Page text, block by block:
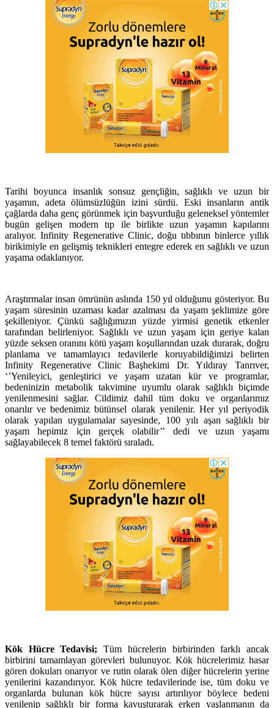
Tarihi boyunca insanlık sonsuz gençliğin, sağlıklı ve uzun bir
yaşamın, adeta ölümsüzlüğün izini sürdü. Eski insanların antik
çağlarda daha genç görünmek için başvurduğu geleneksel yöntemler
bugün gelişen modern tıp ile birlikte uzun yaşamın kapılarını
aralıyor. Infinity Regenerative Clinic, doğu tıbbının binlerce yıllık
birikimiyle en gelişmiş teknikleri entegre ederek en sağlıklı ve uzun
yaşama odaklanıyor.
Araştırmalar insan ömrünün aslında 150 yıl olduğunu gösteriyor. Bu
yaşam süresinin uzaması kadar azalması da yaşam şeklimize göre
şekilleniyor. Çünkü sağlığımızın yüzde yirmisi genetik etkenler
tarafından belirleniyor. Sağlıklı ve uzun yaşam için geriye kalan
yüzde seksen oranını kötü yaşam koşullarından uzak durarak, doğru
planlama ve tamamlayıcı tedavilerle koruyabildiğimizi belirten
Infinity Regenerative Clinic Başhekimi Dr. Yıldıray Tanrıver,
‘’Yenileyici, genleştirici ve yaşam uzatan kür ve programlar,
bedeninizin metabolik takvimine uyumlu olarak sağlıklı biçimde
yenilenmesini sağlar. Cildimiz dahil tüm doku ve organlarımız
onarılır ve bedenimiz bütünsel olarak yenilenir. Her yıl periyodik
olarak yapılan uygulamalar sayesinde, 100 yılı aşan sağlıklı bir
yaşam hepimiz için gerçek olabilir’’ dedi ve uzun yaşamı
sağlayabilecek 8 temel faktörü sıraladı.
Kök Hücre Tedavisi; Tüm hücrelerin birbirinden farklı ancak
birbirini tamamlayan görevleri bulunuyor. Kök hücrelerimiz hasar
gören dokuları onarıyor ve rutin olarak ölen diğer hücrelerin yerine
yenilerini kazandırıyor. Kök hücre tedavilerinde ise, tüm doku ve
organlarda bulunan kök hücre sayısı artırılıyor böylece bedeni
yenilenip sağlıklı bir forma kavuşturarak erken yaşlanmanın da